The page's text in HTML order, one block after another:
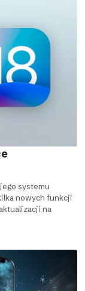
systemu
nowych funkcji
na